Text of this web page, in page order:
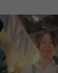
誠実さ・軽
ずに楽しめ